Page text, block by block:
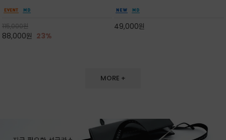
도 손색이 없고,리조트룩까지 만능/답답하지 않
버하면서도 여리여리한 무
115,000원
88,000원 23%
한 터치감~★여름에 오히려 이런티을 입으셔야
을 즐기실수 있습니다^^
49,000원
MORE +